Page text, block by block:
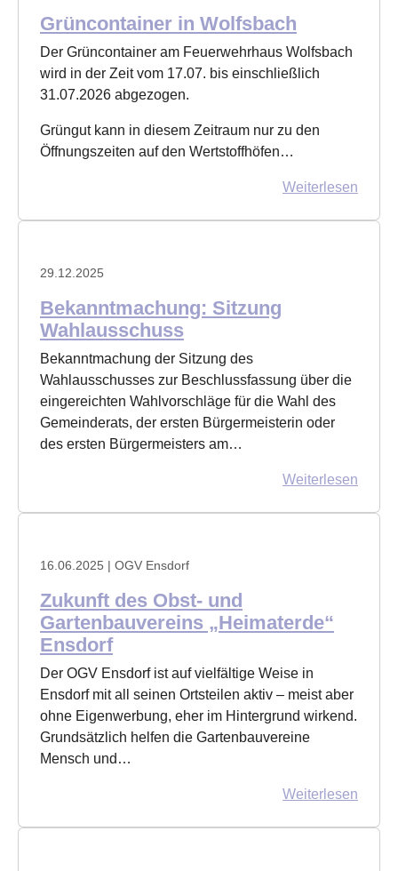
Grüncontainer in Wolfsbach
Der Grüncontainer am Feuerwehrhaus Wolfsbach
wird in der Zeit vom 17.07. bis einschließlich
31.07.2026 abgezogen.
Grüngut kann in diesem Zeitraum nur zu den
Öffnungszeiten auf den Wertstoffhöfen…
Weiterlesen
29.12.2025
Bekanntmachung: Sitzung
Wahlausschuss
Bekanntmachung der Sitzung des
Wahlausschusses zur Beschlussfassung über die
eingereichten Wahlvorschläge für die Wahl des
Gemeinderats, der ersten Bürgermeisterin oder
des ersten Bürgermeisters am…
Weiterlesen
16.06.2025 | OGV Ensdorf
Zukunft des Obst- und
Gartenbauvereins „Heimaterde“
Ensdorf
Der OGV Ensdorf ist auf vielfältige Weise in
Ensdorf mit all seinen Ortsteilen aktiv – meist aber
ohne Eigenwerbung, eher im Hintergrund wirkend.
Grundsätzlich helfen die Gartenbauvereine
Mensch und…
Weiterlesen